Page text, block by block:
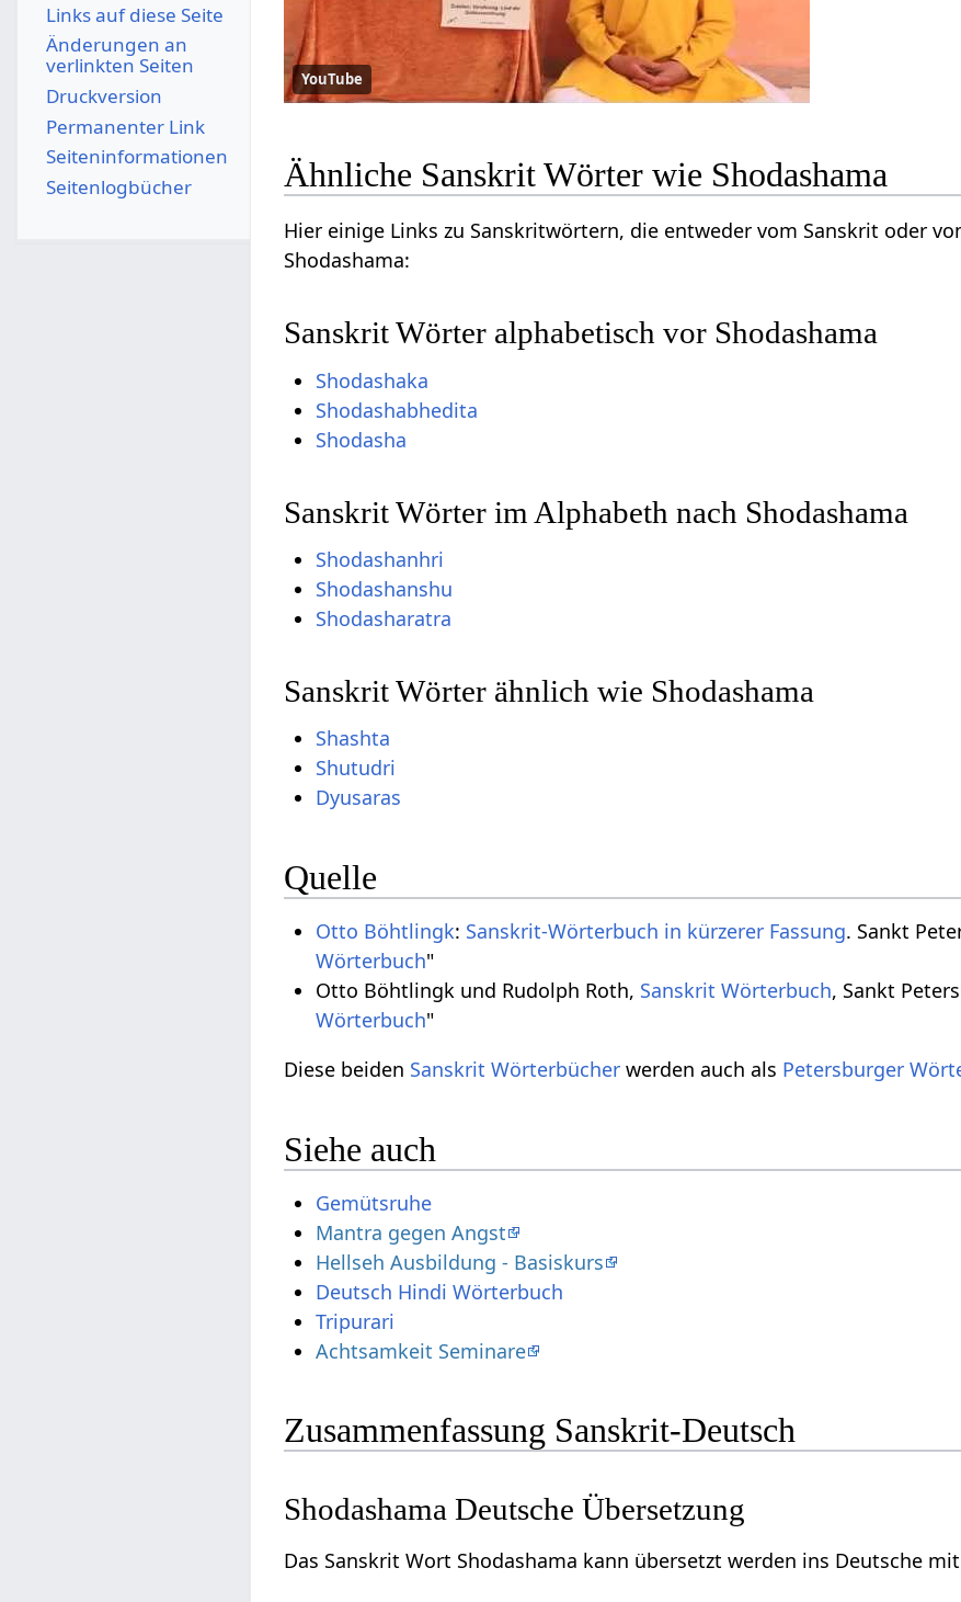
YouTube
Ähnliche Sanskrit Wörter wie Shodashama
Hier einige Links zu Sanskritwörtern, die entweder vom Sanskrit oder
Shodashama:
Sanskrit Wörter alphabetisch vor Shodashama
Shodashaka
Shodashabhedita
Shodasha
Sanskrit Wörter im Alphabeth nach Shodashama
Shodashanhri
Shodashanshu
Shodasharatra
Sanskrit Wörter ähnlich wie Shodashama
Shashta
Shutudri
Dyusaras
Quelle
Otto Böhtlingk: Sanskrit-Wörterbuch in kürzerer Fassung. Sankt
Wörterbuch"
Otto Böhtlingk und Rudolph Roth, Sanskrit Wörterbuch, Sankt
Wörterbuch"
Diese beiden Sanskrit Wörterbücher werden auch als Petersburger
Siehe auch
Gemütsruhe
Mantra gegen Angst
Hellseh Ausbildung - Basiskurs
Deutsch Hindi Wörterbuch
Tripurari
Achtsamkeit Seminare
Zusammenfassung Sanskrit-Deutsch
Shodashama Deutsche Übersetzung
Das Sanskrit Wort Shodashama kann übersetzt werden ins Deutsche
Links auf diese Seite
Änderungen an
verlinkten Seiten
Druckversion
Permanenter Link
Seiten­­informationen
Seitenlogbücher